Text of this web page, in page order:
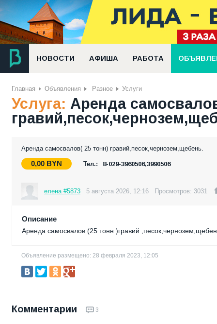
НОВОСТИ АФИША РАБОТА
Главная Объявления Разное Услуги
Услуга: Аренда
Аренда самосвалов( 25 тонн) гравий,песок,чернозем,щебень.
0,00 BYN Тел.: 8-029-3960506,3990506
елена #5873 5 августа 2026, 12:16 Просмотров: 3031
Описание
Аренда самосвалов (25 тонн )гравий
Объявление размещено: 28 февраля 2023, 12:05
Комментарии 3